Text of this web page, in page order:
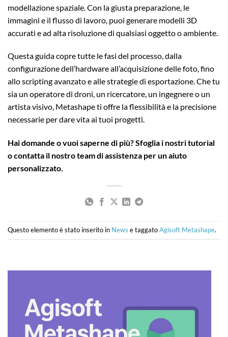
modellazione spaziale. Con la giusta preparazione, le
immagini e il flusso di lavoro, puoi generare modelli 3D
accurati e ad alta risoluzione di qualsiasi oggetto o ambiente.
Questa guida copre tutte le fasi del processo, dalla
configurazione dell’hardware all’acquisizione delle foto, fino
allo scripting avanzato e alle strategie di esportazione. Che tu
sia un operatore di droni, un ricercatore, un ingegnere o un
artista visivo, Metashape ti offre la flessibilità e la precisione
necessarie per dare vita ai tuoi progetti.
Hai domande o vuoi saperne di più? Sfoglia i nostri tutorial
o contatta il nostro team di assistenza per un aiuto
personalizzato.
Questo elemento è stato inserito in News e taggatoAgisoft Metashape.